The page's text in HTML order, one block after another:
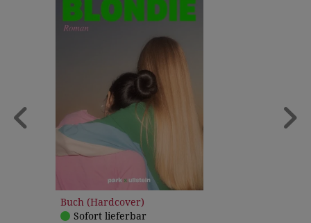
Buch (Hardcover)
Sofort lieferbar